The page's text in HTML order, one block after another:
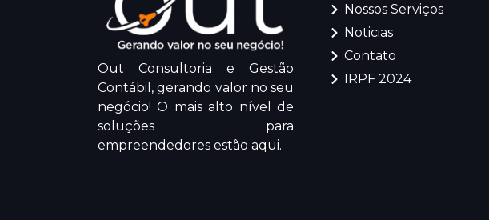
Out Consultoria e Gestão
Contábil, gerando valor no seu
negócio! O mais alto nível de
soluções para
empreendedores estão aqui.
Nossos Serviços
Noticias
Contato
IRPF 2024